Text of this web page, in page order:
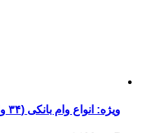
ویژه: انواع وام بانکی (۳۴ وام)